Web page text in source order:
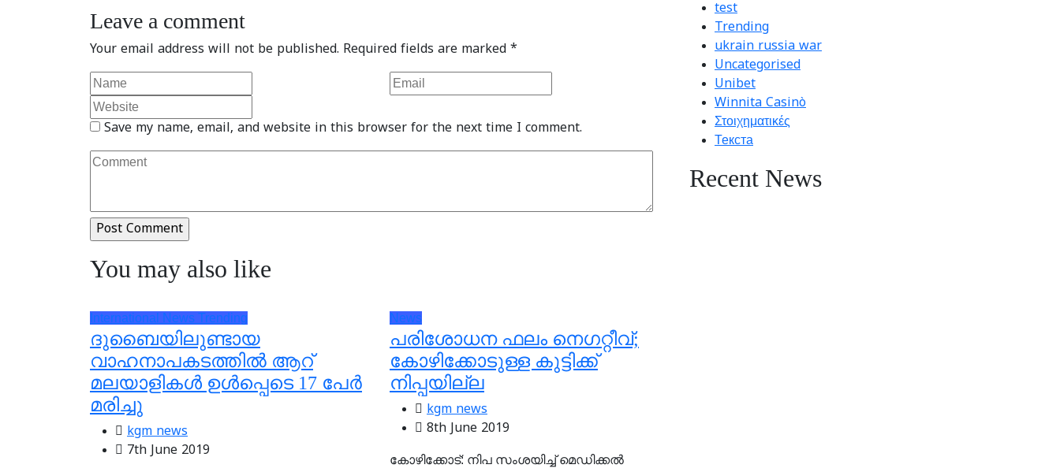
Leave a comment
Your email address will not be published. Required fields are marked *
Save my name, email, and website in this browser for the next time I comment.
You may also like
International News Trending
ദുബൈയിലുണ്ടായ
വാഹനാപകടത്തില്‍ ആറ്
മലയാളികള്‍ ഉള്‍പ്പെടെ 17 പേര്‍
മരിച്ചു
kgm news
7th June 2019
News
പരിശോധന ഫലം നെഗറ്റീവ്;
കോഴിക്കോടുള്ള കുട്ടിക്ക്
നിപ്പയില്ല
kgm news
8th June 2019
കോഴിക്കോട്: നിപ സംശയിച്ച് മെഡിക്കല്‍
test
Trending
ukrain russia war
Uncategorised
Unibet
Winnita Casinò
Στοιχηματικές
Текста
Recent News